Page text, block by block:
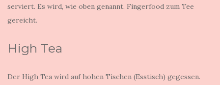
serviert. Es wird, wie oben genannt, Fingerfood zum Tee
gereicht.
High Tea
Der High Tea wird auf hohen Tischen (Esstisch) gegessen.